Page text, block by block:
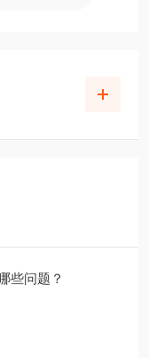
些问题？